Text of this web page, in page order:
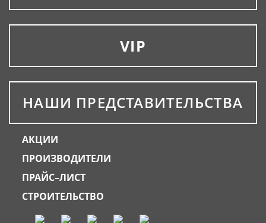
VIP
НАШИ ПРЕДСТАВИТЕЛЬСТВА
АКЦИИ
ПРОИЗВОДИТЕЛИ
ПРАЙС–ЛИСТ
СТРОИТЕЛЬСТВО